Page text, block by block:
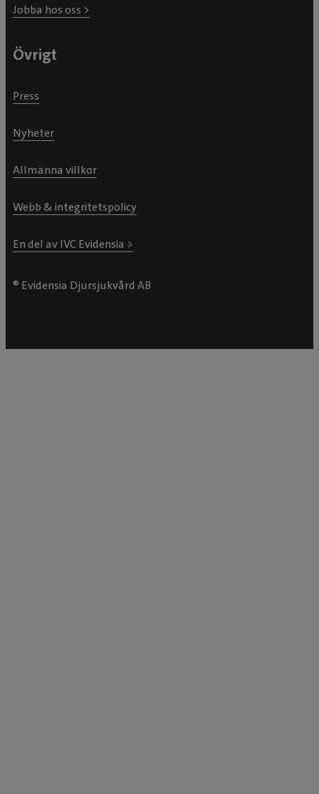
Jobba hos oss >
Övrigt
Press
Nyheter
Allmänna villkor
Webb & integritetspolicy
En del av IVC Evidensia >
® Evidensia Djursjukvård AB